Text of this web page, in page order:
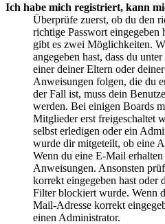
Ich habe mich registriert, kann
Überprüfe zuerst, ob du den
richtige Passwort eingegeben
gibt es zwei Möglichkeiten.
angegeben hast, dass du
einer deiner Eltern oder
Anweisungen folgen, die du
der Fall ist, muss dein
werden. Bei einigen Boards
Mitglieder erst freigeschaltet
selbst erledigen oder ein
wurde dir mitgeteilt, ob eine
Wenn du eine E-Mail
Anweisungen. Ansonsten
korrekt eingegeben hast
Filter blockiert wurde. Wenn
Mail-Adresse korrekt
einen Administrator.